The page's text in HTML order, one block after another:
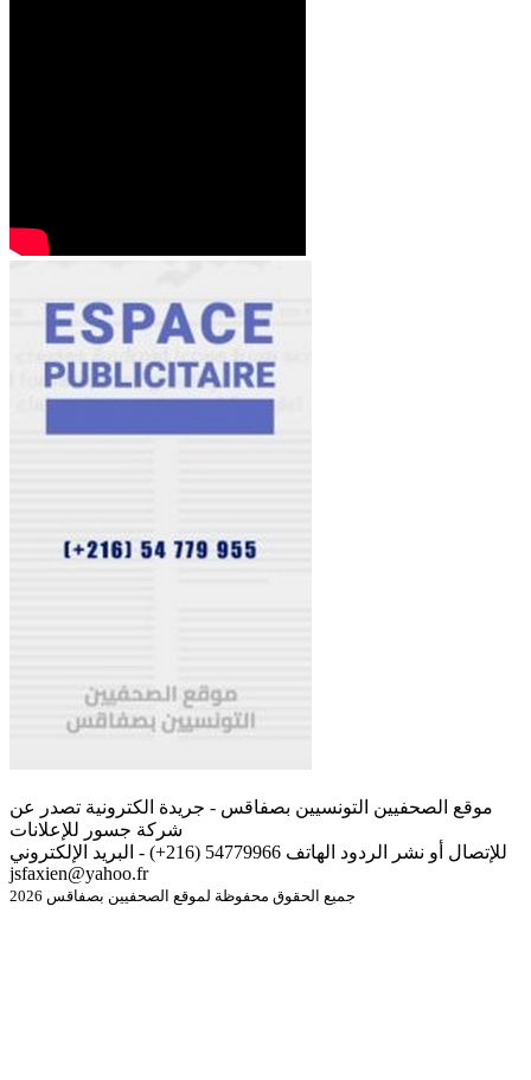
موقع الصحفيين التونسيين بصفاقس - جريدة الكترونية تصدر عن
شركة جسور للإعلانات
للإتصال أو نشر الردود الهاتف 54779966 (216+) - البريد الإلكتروني
jsfaxien@yahoo.fr
جميع الحقوق محفوظة لموقع الصحفيين بصفاقس 2026